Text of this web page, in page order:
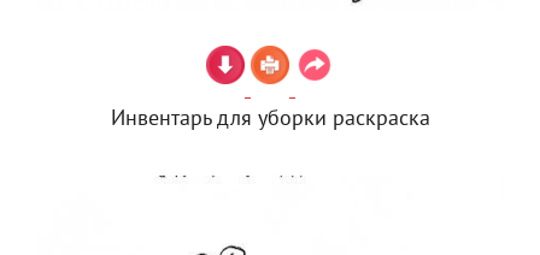
Инвентарь для уборки раскраска